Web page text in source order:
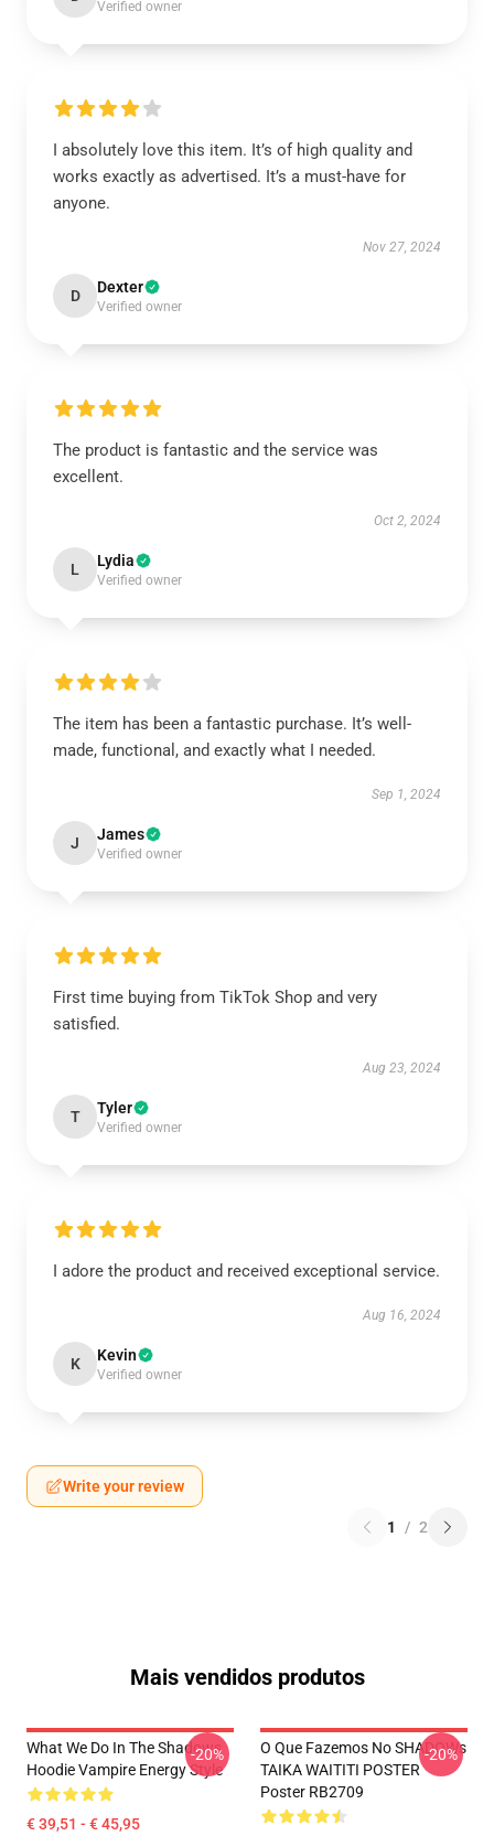
Verified owner
I absolutely love this item. It’s of high quality and
works exactly as advertised. It’s a must-have for
anyone.
Nov 27, 2024
D Dexter
Verified owner
The product is fantastic and the service was
excellent.
Oct 2, 2024
L Lydia
Verified owner
The item has been a fantastic purchase. It’s well-
made, functional, and exactly what I needed.
Sep 1, 2024
J James
Verified owner
First time buying from TikTok Shop and very
satisfied.
Aug 23, 2024
T Tyler
Verified owner
I adore the product and received exceptional service.
Aug 16, 2024
K Kevin
Verified owner
Write your review
1 / 2
Mais vendidos produtos
What We Do In The Shadows
Hoodie Vampire Energy Style
€ 39,51 - € 45,95
-20%
O Que Fazemos No SHADOWs
TAIKA WAITITI POSTER
Poster RB2709
-20%